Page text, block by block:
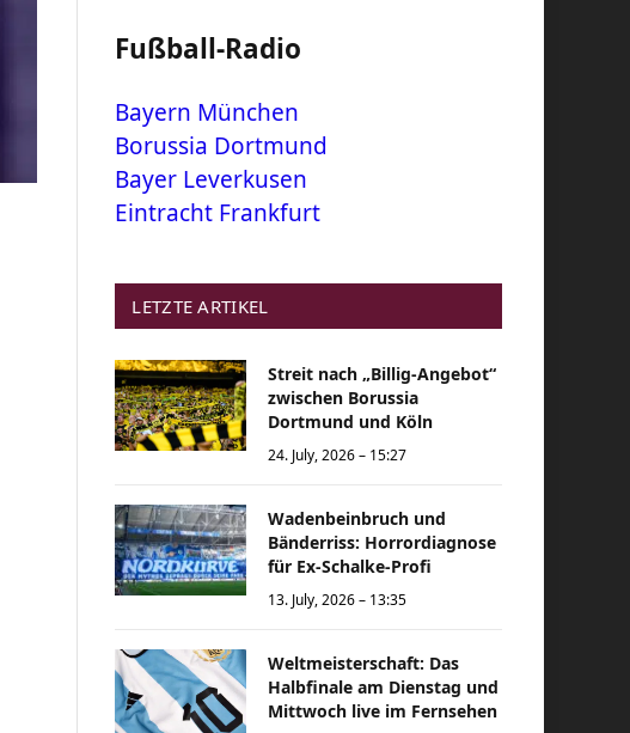
Fußball-Radio
Bayern München
Borussia Dortmund
Bayer Leverkusen
Eintracht Frankfurt
LETZTE ARTIKEL
Streit nach „Billig-Angebot“
zwischen Borussia
Dortmund und Köln
24. July, 2026 – 15:27
Wadenbeinbruch und
Bänderriss: Horrordiagnose
für Ex-Schalke-Profi
13. July, 2026 – 13:35
Weltmeisterschaft: Das
Halbfinale am Dienstag und
Mittwoch live im Fernsehen